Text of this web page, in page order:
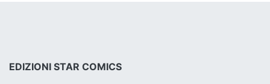
EDIZIONI STAR COMICS